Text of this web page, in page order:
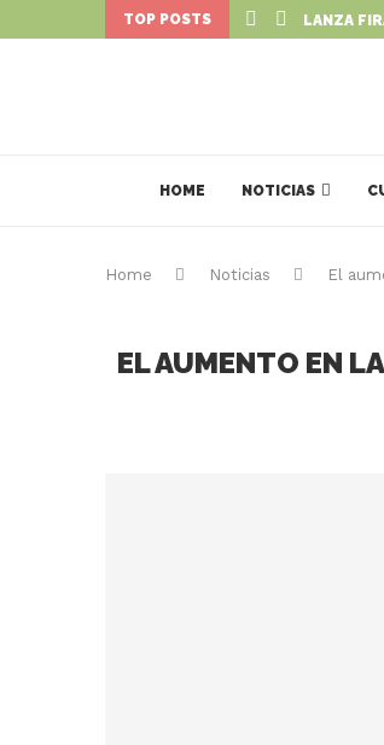
TOP POSTS LANZA
HOME NOTICIAS
Home Noticias El
EL AUMENTO EN